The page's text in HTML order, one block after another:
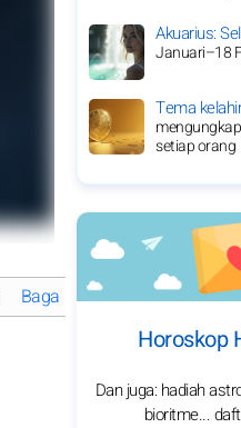
Bagaimana Rich Brian
Akuarius:
Januari–18
Tema
setiap orang
Horoskop
Dan juga: hadiah
bioritme...